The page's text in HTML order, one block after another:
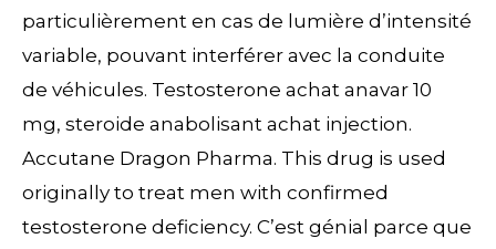
particulièrement en cas de lumière d’intensité
variable, pouvant interférer avec la conduite
de véhicules. Testosterone achat anavar 10
mg, steroide anabolisant achat injection.
Accutane Dragon Pharma. This drug is used
originally to treat men with confirmed
testosterone deficiency. C’est génial parce que